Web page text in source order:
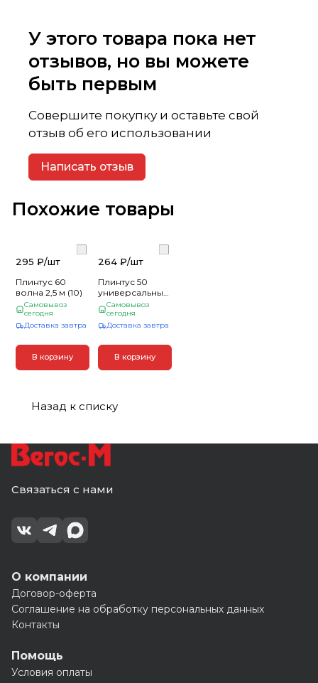
У этого товара пока нет
отзывов, но вы можете
быть первым
Совершите покупку и оставьте свой
отзыв об его использовании
Написать отзыв
Похожие товары
295 ₽/шт
Плинтус 60
волна 2,5 м (10)
Самовывоз
сегодня
Доставка завтра
В корзину
264 ₽/шт
Плинтус 50
универсальный
2,5 м (10)
Самовывоз
сегодня
Доставка завтра
В корзину
Назад к списку
Связаться с нами
О компании
Договор-оферта
Соглашение на обработку персональных данных
Контакты
Помощь
Условия оплаты